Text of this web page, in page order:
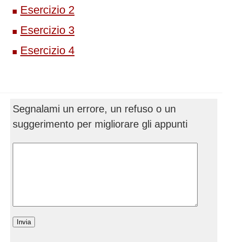
Esercizio 2
Esercizio 3
Esercizio 4
Segnalami un errore, un refuso o un
suggerimento per migliorare gli appunti